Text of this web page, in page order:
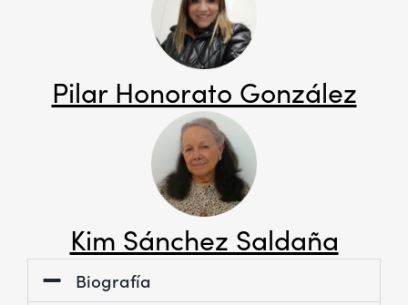
Pilar Honorato González
Kim Sánchez Saldaña
Biografía